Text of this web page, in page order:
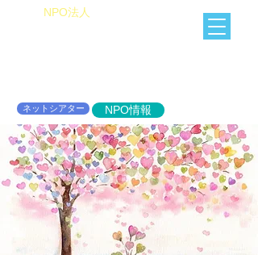
​NPO法人
NPO情報
ネットシアター